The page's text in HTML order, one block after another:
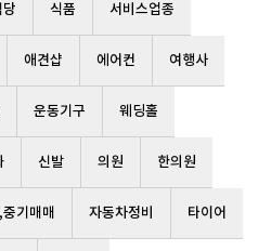
당 식품 서비스업종
애견샵 에어컨 여행사
운동기구 웨딩홀
신발 의원 한의원
기매매 자동차정비 타이어